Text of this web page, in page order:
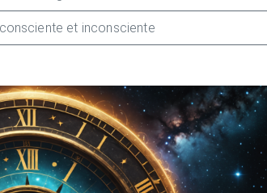
et inconsciente